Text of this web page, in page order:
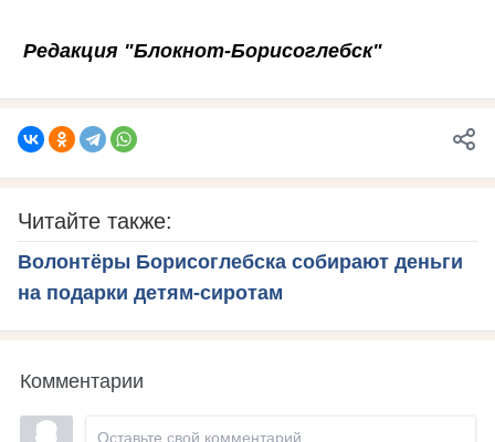
Редакция "Блокнот-Борисоглебск"
Читайте также:
Волонтёры Борисоглебска собирают деньги
на подарки детям-сиротам
Комментарии